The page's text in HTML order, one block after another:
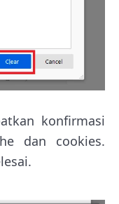
konfirmasi
dan cookies.